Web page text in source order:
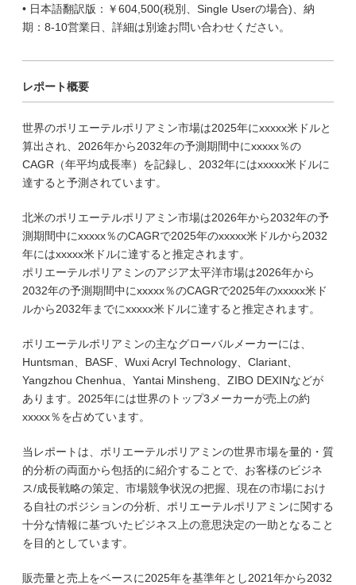
• 日本語翻訳版：￥604,500(税別、Single Userの場合)、納
期：8-10営業日、詳細は別途お問い合わせください。
レポート概要
世界のポリエーテルポリアミン市場は2025年にxxxxx米ドルと
算出され、2026年から2032年の予測期間中にxxxxx％の
CAGR（年平均成長率）を記録し、2032年にはxxxxx米ドルに
達すると予測されています。
北米のポリエーテルポリアミン市場は2026年から2032年の予
測期間中にxxxxx％のCAGRで2025年のxxxxx米ドルから2032
年にはxxxxx米ドルに達すると推定されます。
ポリエーテルポリアミンのアジア太平洋市場は2026年から
2032年の予測期間中にxxxxx％のCAGRで2025年のxxxxx米ド
ルから2032年までにxxxxx米ドルに達すると推定されます。
ポリエーテルポリアミンの主なグローバルメーカーには、
Huntsman、BASF、Wuxi Acryl Technology、Clariant、
Yangzhou Chenhua、Yantai Minsheng、ZIBO DEXINなどが
あります。2025年には世界のトップ3メーカーが売上の約
xxxxx％を占めています。
当レポートは、ポリエーテルポリアミンの世界市場を量的・質
的分析の両面から包括的に紹介することで、お客様のビジネ
ス/成長戦略の策定、市場競争状況の把握、現在の市場におけ
る自社のポジションの分析、ポリエーテルポリアミンに関する
十分な情報に基づいたビジネス上の意思決定の一助となること
を目的としています。
販売量と売上をベースに2025年を基準年とし2021年から2032